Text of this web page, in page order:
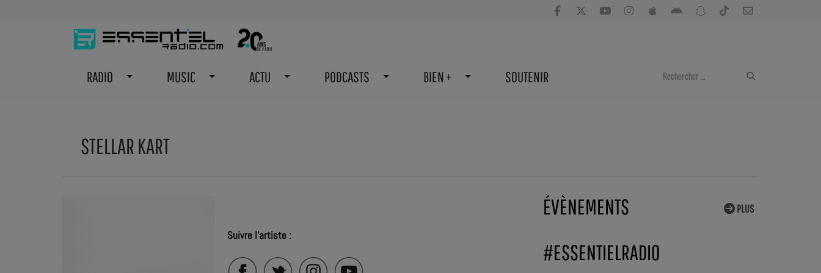
RADIO MUSIC ACTU PODCASTS BIEN + SOUTENIR
STELLAR KART
Suivre l'artiste :
PLUS
ÉVÈNEMENTS
#ESSENTIELRADIO